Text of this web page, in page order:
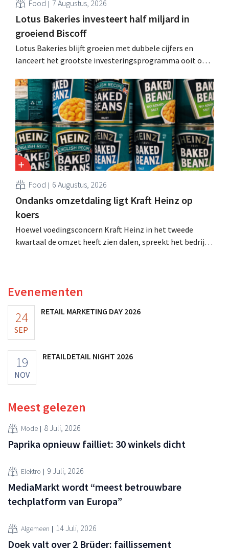
Food 7 Augustus, 2026
Lotus Bakeries investeert half miljard in
groeiend Biscoff
Lotus Bakeries blijft groeien met dubbele cijfers en
lanceert het grootste investeringsprogramma ooit om
moeten dit momentum grijpen”.
Food 6 Augustus, 2026
Ondanks omzetdaling ligt Kraft Heinz op
koers
Hoewel voedingsconcern Kraft Heinz in het tweede
kwartaal de omzet heeft zien dalen, spreekt het bedrijf
Evenementen
24
SEP
RETAIL MARKETING DAY 2026
19
NOV
RETAILDETAIL NIGHT 2026
Meest gelezen
Mode 8 Juli, 2026
Paprika opnieuw failliet: 30 winkels dicht
Elektro 9 Juli, 2026
MediaMarkt wordt “meest betrouwbare
techplatform van Europa”
Algemeen 14 Juli, 2026
Doek valt over 2 Brüder: faillissement